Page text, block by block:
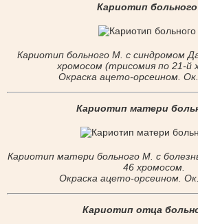
Кариотип
Кариотип больного М. с синдромом
хромосом (трисомия по 21-й
Окраска ацето-орсеином.
Кариотип матери
Кариотип матери больного М. с
46 хромосом.
Окраска ацето-орсеином.
Кариотип отца